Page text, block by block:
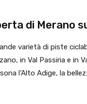
di Merano
varietà di piste
in Val Passiria e in
l’Alto Adige, la